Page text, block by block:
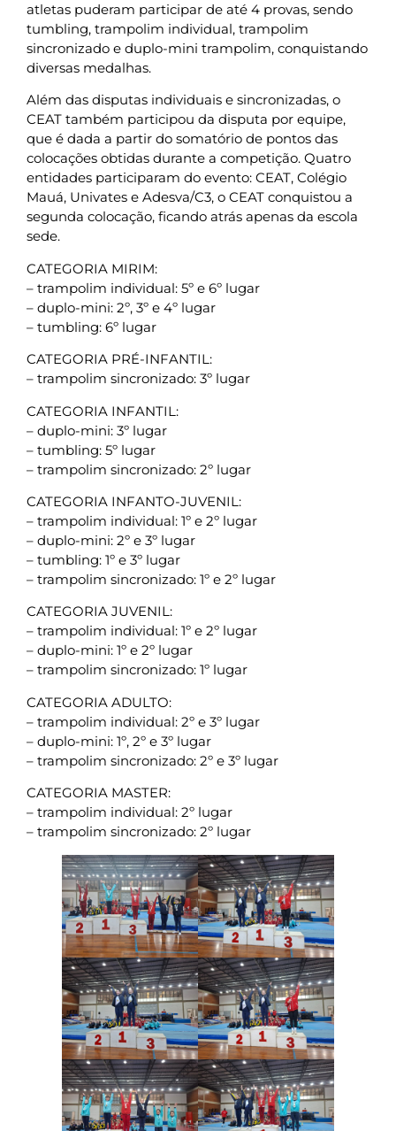
atletas puderam participar de até 4 provas, sendo
tumbling, trampolim individual, trampolim
sincronizado e duplo-mini trampolim, conquistando
diversas medalhas.
Além das disputas individuais e sincronizadas, o
CEAT também participou da disputa por equipe,
que é dada a partir do somatório de pontos das
colocações obtidas durante a competição. Quatro
entidades participaram do evento: CEAT, Colégio
Mauá, Univates e Adesva/C3, o CEAT conquistou a
segunda colocação, ficando atrás apenas da escola
sede.
CATEGORIA MIRIM:
– trampolim individual: 5º e 6º lugar
– duplo-mini: 2º, 3º e 4º lugar
– tumbling: 6º lugar
CATEGORIA PRÉ-INFANTIL:
– trampolim sincronizado: 3º lugar
CATEGORIA INFANTIL:
– duplo-mini: 3º lugar
– tumbling: 5º lugar
– trampolim sincronizado: 2º lugar
CATEGORIA INFANTO-JUVENIL:
– trampolim individual: 1º e 2º lugar
– duplo-mini: 2º e 3º lugar
– tumbling: 1º e 3º lugar
– trampolim sincronizado: 1º e 2º lugar
CATEGORIA JUVENIL:
– trampolim individual: 1º e 2º lugar
– duplo-mini: 1º e 2º lugar
– trampolim sincronizado: 1º lugar
CATEGORIA ADULTO:
– trampolim individual: 2º e 3º lugar
– duplo-mini: 1º, 2º e 3º lugar
– trampolim sincronizado: 2º e 3º lugar
CATEGORIA MASTER:
– trampolim individual: 2º lugar
– trampolim sincronizado: 2º lugar